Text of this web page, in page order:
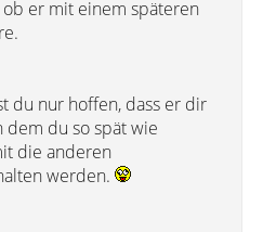
er mit einem späteren
du nur hoffen, dass er dir
dem du so spät wie
die anderen
werden.